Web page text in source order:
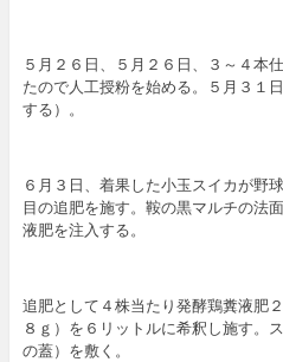
５月２６日、５月２６日、３～４本
たので人工授粉を始める。５月３１
する）。
６月３日、着果した小玉スイカが野
目の追肥を施す。鞍の黒マルチの法
液肥を注入する。
追肥として４株当たり発酵鶏糞液肥
８ｇ）を６リットルに希釈し施す。
の蓋）を敷く。